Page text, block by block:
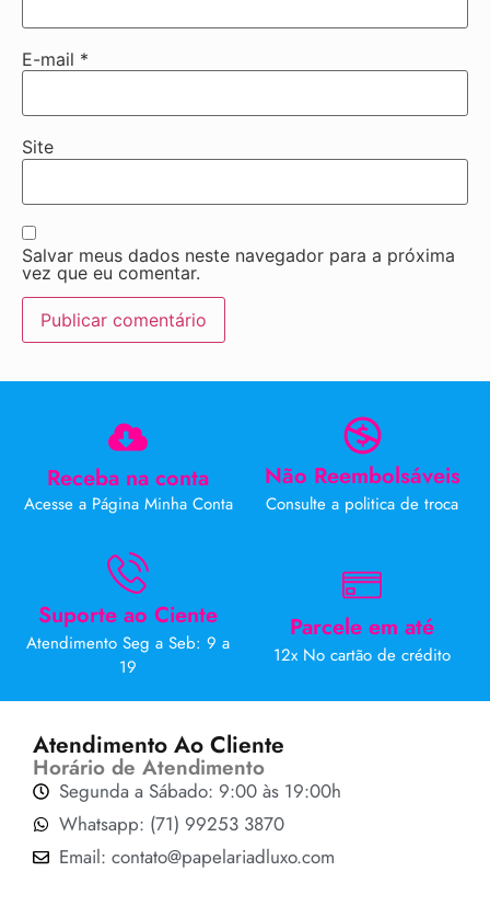
E-mail *
Site
Salvar meus dados neste navegador para a próxima
vez que eu comentar.
Receba na conta
Acesse a Página Minha Conta
Não Reembolsáveis
Consulte a politica de troca
Suporte ao Ciente
Atendimento Seg a Seb: 9 a
19
Parcele em até
12x No cartão de crédito
Atendimento Ao Cliente
Horário de Atendimento
Segunda a Sábado: 9:00 às 19:00h
Whatsapp: (71) 99253 3870
Email: contato@papelariadluxo.com